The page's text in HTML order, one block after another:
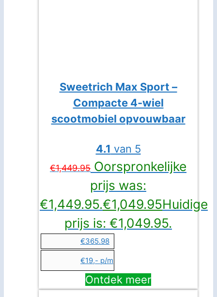
Sweetrich Max Sport –
Compacte 4-wiel
scootmobiel opvouwbaar
4.1 van 5
€1,449.95 Oorspronkelijke
prijs was:
€1,449.95.€1,049.95Huidige
prijs is: €1,049.95.
€365.98
€19,- p/m
Ontdek meer